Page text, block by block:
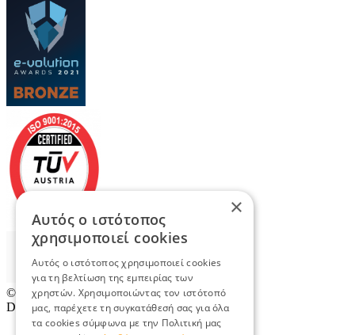
© 2026TradeRetail.gr- All rights reserved
Designed & developed byNETMECHANICS
×
Αυτός ο ιστότοπος
χρησιμοποιεί cookies
Αυτός ο ιστότοπος χρησιμοποιεί cookies
για τη βελτίωση της εμπειρίας των
χρηστών. Χρησιμοποιώντας τον ιστότοπό
μας, παρέχετε τη συγκατάθεσή σας για όλα
τα cookies σύμφωνα με την Πολιτική μας